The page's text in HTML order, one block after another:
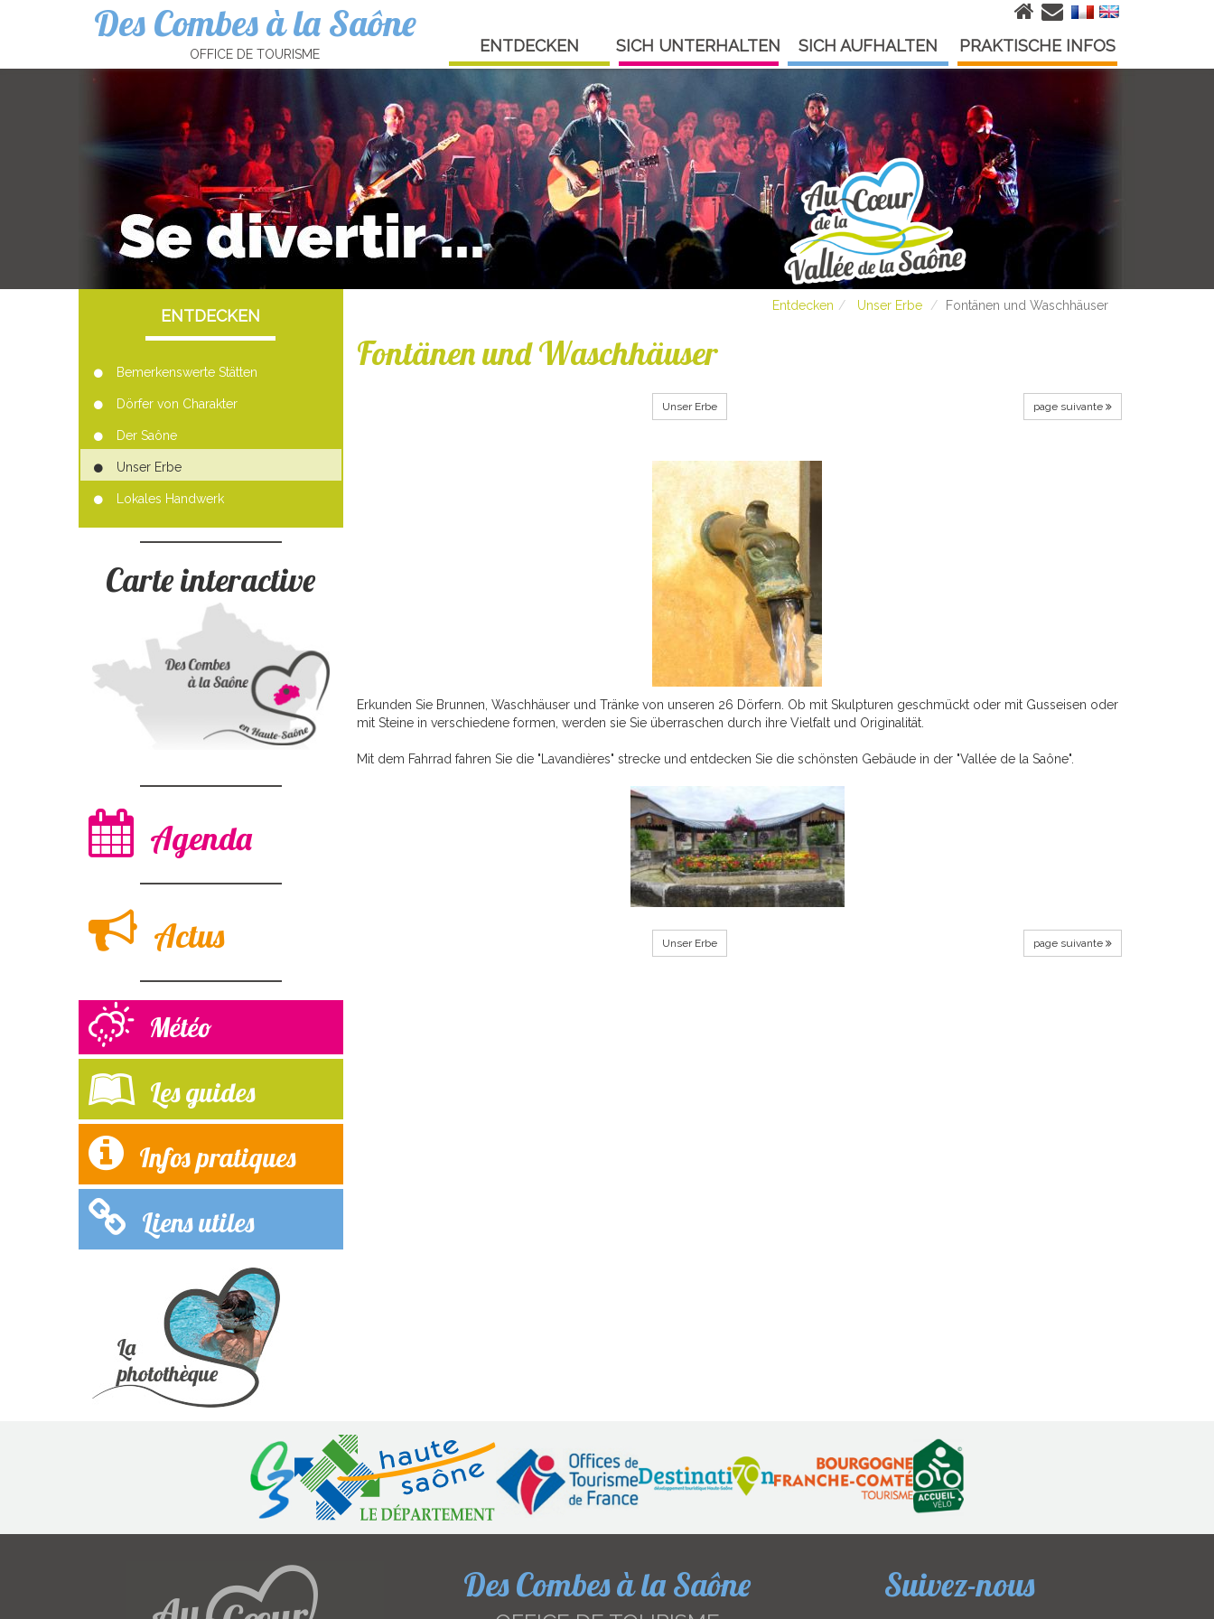
Des Combes à la Saône
OFFICE DE TOURISME ENTDECKEN SICH UNTERHALTEN SICH AUFHALTEN PRAKTISCHE INFOS
Entdecken Unser Erbe Fontänen und Waschhäuser
Fontänen und Waschhäuser
Unser Erbe page suivante
Erkunden Sie Brunnen, Waschhäuser und Tränke von unseren 26 Dörfern. Ob mit Skulpturen geschmückt oder mit Gusseisen oder
mit Steine in verschiedene formen, werden sie Sie überraschen durch ihre Vielfalt und Originalität.
Mit dem Fahrrad fahren Sie die "Lavandières" strecke und entdecken Sie die schönsten Gebäude in der "Vallée de la Saône".
Unser Erbe page suivante
ENTDECKEN
Bemerkenswerte Stätten
Dörfer von Charakter
Der Saône
Unser Erbe
Lokales Handwerk
Carte interactive
Agenda
Actus
Météo
Les guides
Infos pratiques
Liens utiles
Des Combes à la Saône Suivez-nous
Cookies management panel